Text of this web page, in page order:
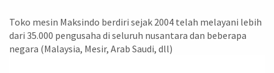
Toko mesin Maksindo berdiri sejak 2004 telah melayani lebih
dari 35.000 pengusaha di seluruh nusantara dan beberapa
negara (Malaysia, Mesir, Arab Saudi, dll)